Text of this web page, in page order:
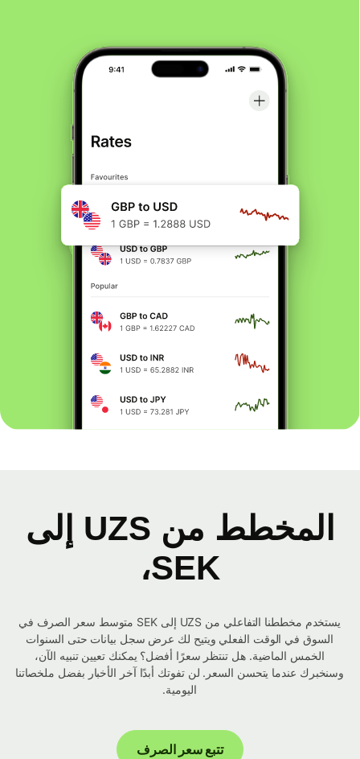
المخطط من UZS إلى
SEK،
يستخدم مخططنا التفاعلي من UZS إلى SEK متوسط ​​سعر الصرف في
السوق في الوقت الفعلي ويتيح لك عرض سجل بيانات حتى السنوات
الخمس الماضية. هل تنتظر سعرًا أفضل؟ يمكنك تعيين تنبيه الآن،
وسنخبرك عندما يتحسن السعر. لن تفوتك أبدًا آخر الأخبار بفضل ملخصاتنا
اليومية.
تتبع سعر الصرف